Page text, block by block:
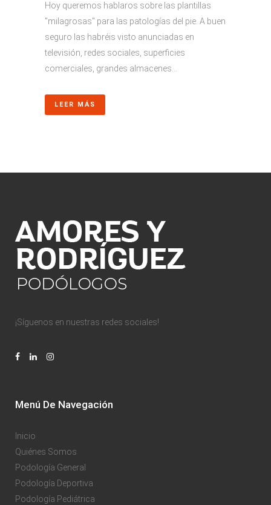
Hoy queremos hablaros sobre las plantillas
"milagrosas" para las patologías del pie. A buen
seguro las habréis visto anunciadas en
televisión, redes sociales, superficies
comerciales, grandes almacenes...
LEER MÁS
¡Síguenos en nuestras redes sociales!
Menú De Navegación
Inicio
Quiénes Somos
Podología General
Podología Deportiva
Podología Pediátrica